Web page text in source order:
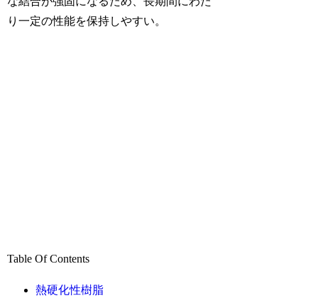
り一定の性能を保持しやすい。
Table Of Contents
熱硬化性樹脂